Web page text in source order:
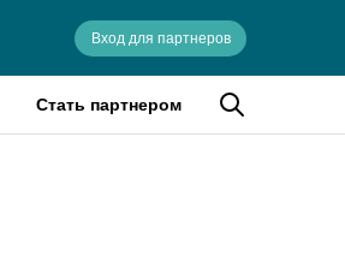
Вход для партнеров
Стать партнером